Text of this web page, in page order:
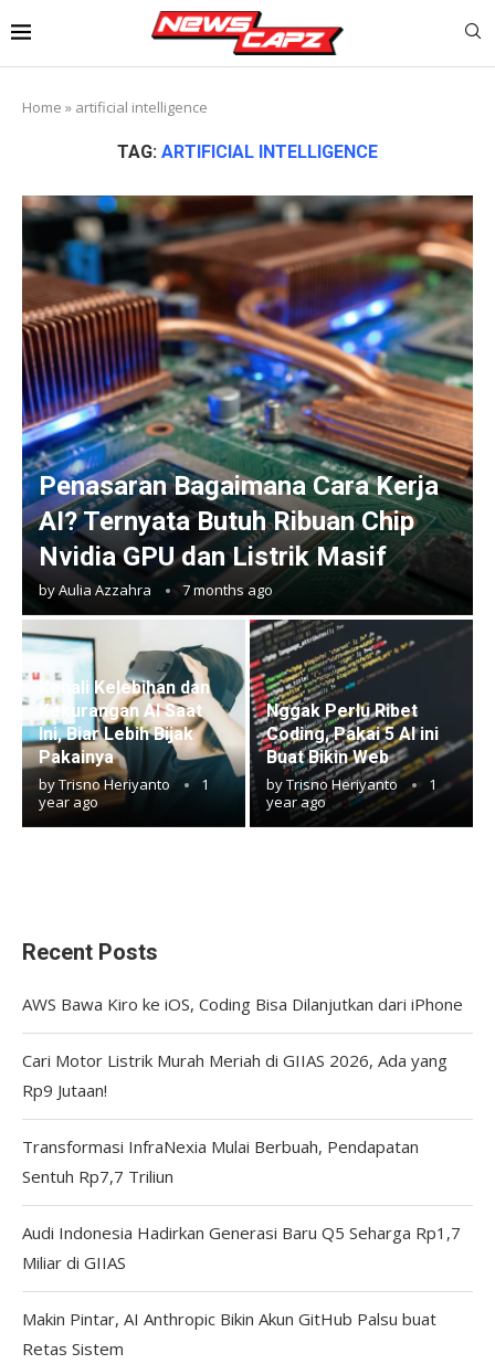
Home » artificial intelligence
TAG: ARTIFICIAL INTELLIGENCE
Penasaran Bagaimana Cara Kerja
AI? Ternyata Butuh Ribuan Chip
Nvidia GPU dan Listrik Masif
byAulia Azzahra 7 months ago
Kenali Kelebihan dan
Kekurangan AI Saat
Ini, Biar Lebih Bijak
Pakainya
byTrisno Heriyanto
1
year ago
Nggak Perlu Ribet
Coding, Pakai 5 AI ini
Buat Bikin Web
byTrisno Heriyanto
1
year ago
Recent Posts
AWS Bawa Kiro ke iOS, Coding Bisa Dilanjutkan dari iPhone
Cari Motor Listrik Murah Meriah di GIIAS 2026, Ada yang
Rp9 Jutaan!
Transformasi InfraNexia Mulai Berbuah, Pendapatan
Sentuh Rp7,7 Triliun
Audi Indonesia Hadirkan Generasi Baru Q5 Seharga Rp1,7
Miliar di GIIAS
Makin Pintar, AI Anthropic Bikin Akun GitHub Palsu buat
Retas Sistem